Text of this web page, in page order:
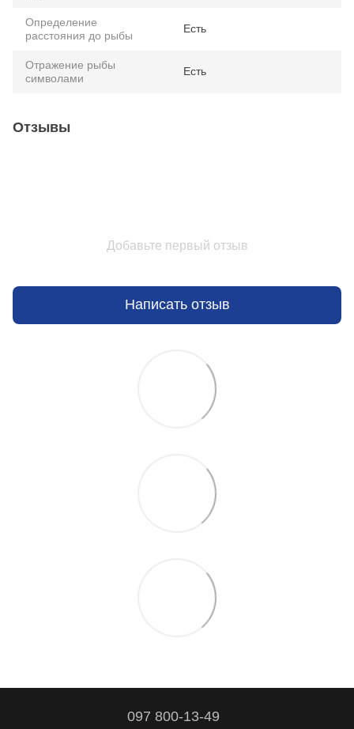
Определение
расстояния до рыбы
Есть
Отражение рыбы
символами
Есть
Отзывы
Добавьте первый отзыв
Написать отзыв
097 800-13-49